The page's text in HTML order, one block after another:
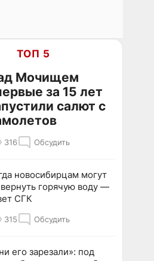
ТОП 5
Мочищем
за 15 лет
салют с
316 Обсудить
новосибирцам могут
горячую воду —
СГК
315 Обсудить
его зарезали»: под